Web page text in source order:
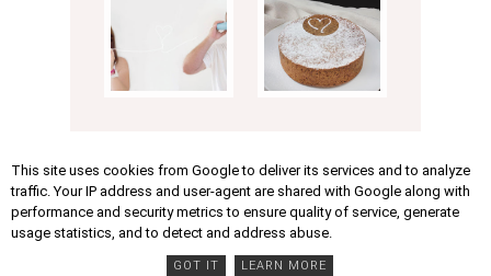
This site uses cookies from Google to deliver its services and to analyze
traffic. Your IP address and user-agent are shared with Google along with
performance and security metrics to ensure quality of service, generate
usage statistics, and to detect and address abuse.
LEARN MORE
GOT IT